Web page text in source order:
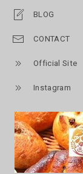
BLOG
CONTACT
Official Site
Instagram